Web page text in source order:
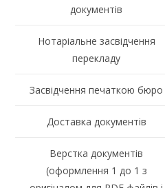
документів
Нотаріальне засвідчення
перекладу
Засвідчення печаткою бюро
Доставка документів
Верстка документів
(оформлення 1 до 1 з